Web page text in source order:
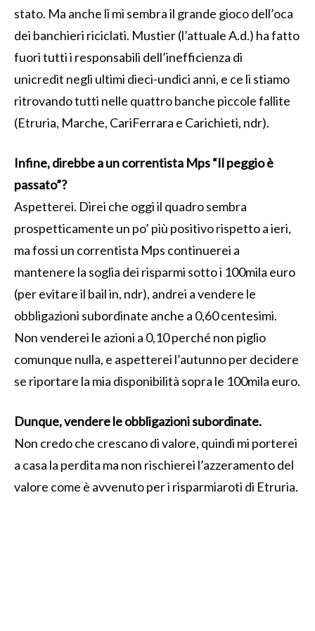
stato. Ma anche lì mi sembra il grande gioco dell’oca
dei banchieri riciclati. Mustier (l’attuale A.d.) ha fatto
fuori tutti i responsabili dell’inefficienza di
unicredit negli ultimi dieci-undici anni, e ce li stiamo
ritrovando tutti nelle quattro banche piccole fallite
(Etruria, Marche, CariFerrara e Carichieti, ndr).
Infine, direbbe a un correntista Mps “Il peggio è
passato”?
Aspetterei. Direi che oggi il quadro sembra
prospetticamente un po’ più positivo rispetto a ieri,
ma fossi un correntista Mps continuerei a
mantenere la soglia dei risparmi sotto i 100mila euro
(per evitare il bail in, ndr), andrei a vendere le
obbligazioni subordinate anche a 0,60 centesimi.
Non venderei le azioni a 0,10 perché non piglio
comunque nulla, e aspetterei l’autunno per decidere
se riportare la mia disponibilità sopra le 100mila euro.
Dunque, vendere le obbligazioni subordinate.
Non credo che crescano di valore, quindi mi porterei
a casa la perdita ma non rischierei l’azzeramento del
valore come è avvenuto per i risparmiaroti di Etruria.